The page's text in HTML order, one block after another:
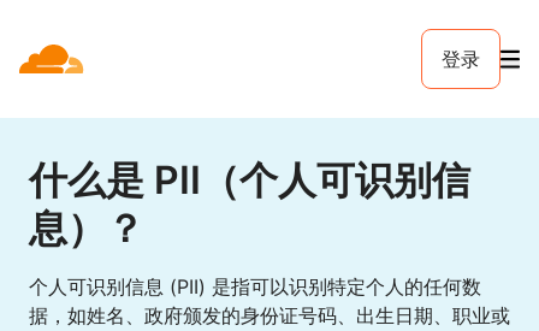
登录
什么是 PII（个人可识别信
息）？
个人可识别信息 (PII) 是指可以识别特定个人的任何数
据，如姓名、政府颁发的身份证号码、出生日期、职业或